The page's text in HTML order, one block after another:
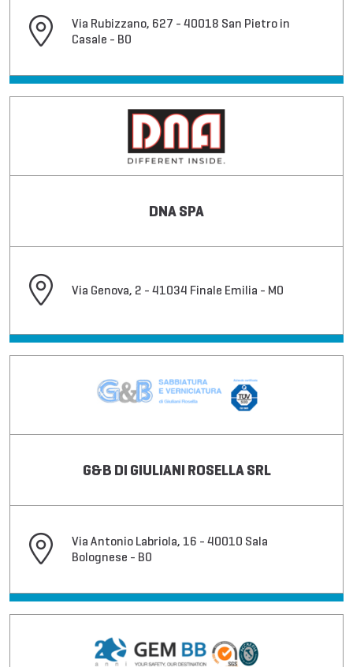
Via Rubizzano, 627 - 40018 San Pietro in
Casale - BO
DNA SPA
Via Genova, 2 - 41034 Finale Emilia - MO
G&B DI GIULIANI ROSELLA SRL
Via Antonio Labriola, 16 - 40010 Sala
Bolognese - BO